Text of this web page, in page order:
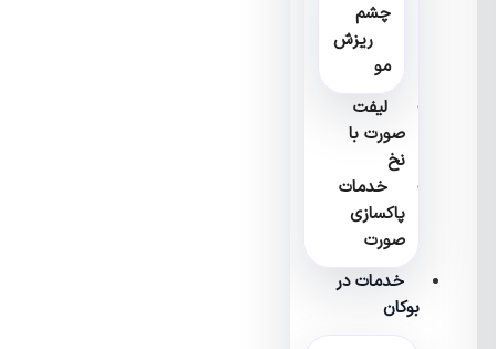
چشم
ریزش
لیفت
صورت با
خدمات
پاکسازی
صورت
خدمات در
بوکان